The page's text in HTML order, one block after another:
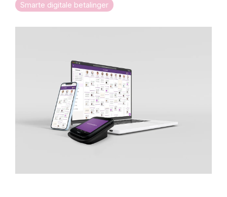
Smarte digitale betalinger